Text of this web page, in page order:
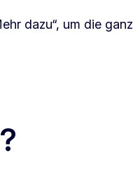
dazu“, um die